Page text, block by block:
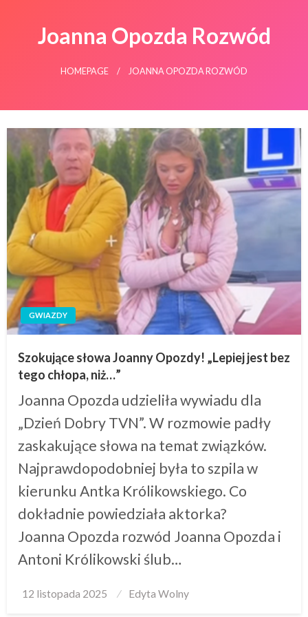
Joanna Opozda Rozwód
HOMEPAGE JOANNA OPOZDA ROZWÓD
GWIAZDY
Szokujące słowa Joanny Opozdy! „Lepiej jest bez
tego chłopa, niż…”
Joanna Opozda udzieliła wywiadu dla
„Dzień Dobry TVN”. W rozmowie padły
zaskakujące słowa na temat związków.
Najprawdopodobniej była to szpila w
kierunku Antka Królikowskiego. Co
dokładnie powiedziała aktorka?
Joanna Opozda rozwód Joanna Opozda i
Antoni Królikowski ślub…
Posted
12 listopada 2025 Edyta Wolny